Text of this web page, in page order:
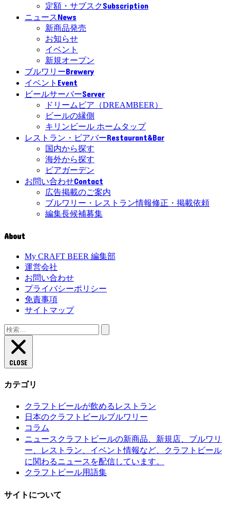
定額・サブスクSubscription
ニュースNews
新商品発売
お知らせ
イベント
新規オープン
ブルワリーBrewery
イベント Event
ビールサーバーServer
ドリームビア（DREAMBEER）
ビールの縁側
キリンビール ホームタップ
レストラン・ビアバーRestaurant&Bar
国内から探す
海外から探す
ビアガーデン
お問い合わせContact
広告掲載のご案内
ブルワリー・レストラン情報修正・掲載依頼
編集長候補募集
About
My CRAFT BEER 編集部
運営会社
お問い合わせ
プライバシーポリシー
免責事項
サイトマップ
検
索:
CLOSE
カテゴリ
クラフトビールが飲めるレストラン
日本のクラフトビールブルワリー
コラム
ニュース クラフトビールの新商品、新規店、ブルワリ
ー、レストラン、イベント情報など、クラフトビール
に関わるニュースを配信しています。
クラフトビール用語集
サイトについて